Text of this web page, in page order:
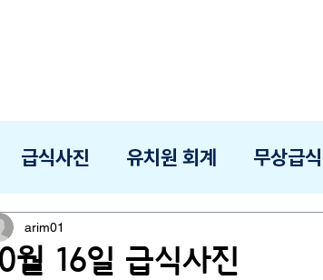
급식사진 유치원 회계 무상급식
월 16일 급식사진
arim01